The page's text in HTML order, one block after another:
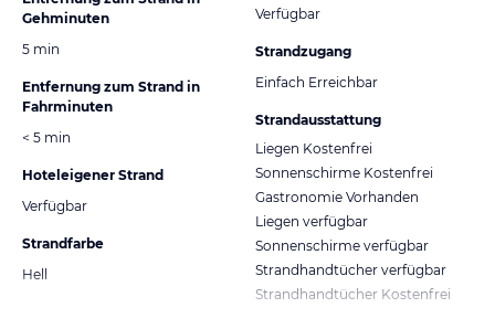
Gehminuten
5 min
Entfernung zum Strand in
Fahrminuten
< 5 min
Hoteleigener Strand
Verfügbar
Strandfarbe
Hell
Verfügbar
Strandzugang
Einfach Erreichbar
Strandausstattung
Liegen Kostenfrei
Sonnenschirme Kostenfrei
Gastronomie Vorhanden
Liegen verfügbar
Sonnenschirme verfügbar
Strandhandtücher verfügbar
Strandhandtücher Kostenfrei